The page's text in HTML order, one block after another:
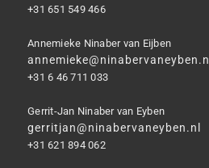
+31 651 549 466
Annemieke Ninaber van Eijben
annemieke@ninabervaneyben.nl
+31 6 46 711 033
Gerrit-Jan Ninaber van Eyben
gerritjan@ninabervaneyben.nl
+31 621 894 062